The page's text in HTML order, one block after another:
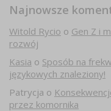
Najnowsze
Witold Rycio o Gen Z i
rozwój
Kasia o Sposób na
językowych znaleziony!
Patrycja o
przez komornika